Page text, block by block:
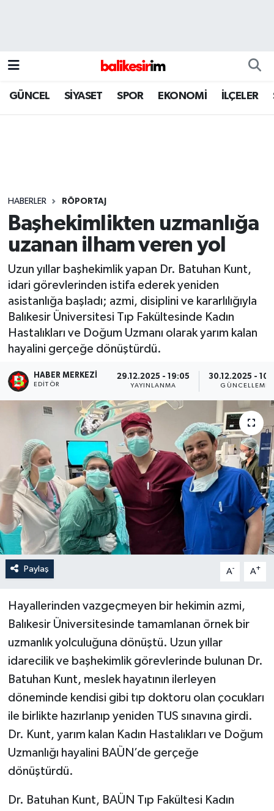
GÜNCEL SİYASET SPOR EKONOMİ İLÇELER
HABERLER RÖPORTAJ
Başhekimlikten uzmanlığa
uzanan ilham veren yol
Uzun yıllar başhekimlik yapan Dr. Batuhan Kunt,
idari görevlerinden istifa ederek yeniden
asistanlığa başladı; azmi, disiplini ve kararlılığıyla
Balıkesir Üniversitesi Tıp Fakültesinde Kadın
Hastalıkları ve Doğum Uzmanı olarak yarım kalan
hayalini gerçeğe dönüştürdü.
HABER MERKEZI
EDITÖR
29.12.2025 - 19:05
YAYINLANMA
30.12.2025 -
GÜNCELLEME
Paylaş A- A+
Hayallerinden vazgeçmeyen bir hekimin azmi,
Balıkesir Üniversitesinde tamamlanan örnek bir
uzmanlık yolculuğuna dönüştü. Uzun yıllar
idarecilik ve başhekimlik görevlerinde bulunan Dr.
Batuhan Kunt, meslek hayatının ilerleyen
döneminde kendisi gibi tıp doktoru olan çocukları
ile birlikte hazırlanıp yeniden TUS sınavına girdi.
Dr. Kunt, yarım kalan Kadın Hastalıkları ve Doğum
Uzmanlığı hayalini BAÜN’de gerçeğe
dönüştürdü.
Dr. Batuhan Kunt, BAÜN Tıp Fakültesi Kadın